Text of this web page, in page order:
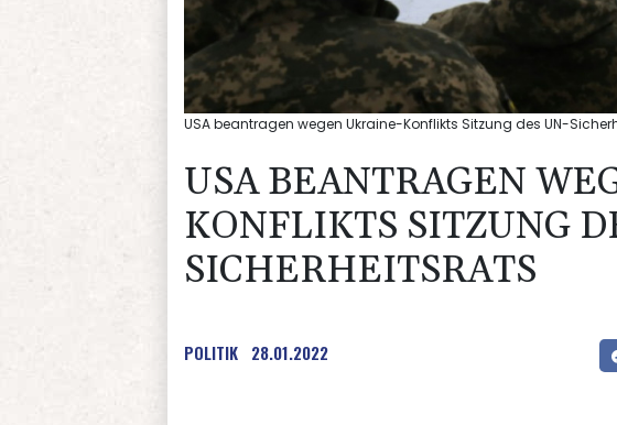
USA beantragen wegen Ukraine-Konflikts Sitzung des UN-
USA BEANTRAGEN
KONFLIKTS SITZUNG
SICHERHEITSRATS
POLITIK 28.01.2022